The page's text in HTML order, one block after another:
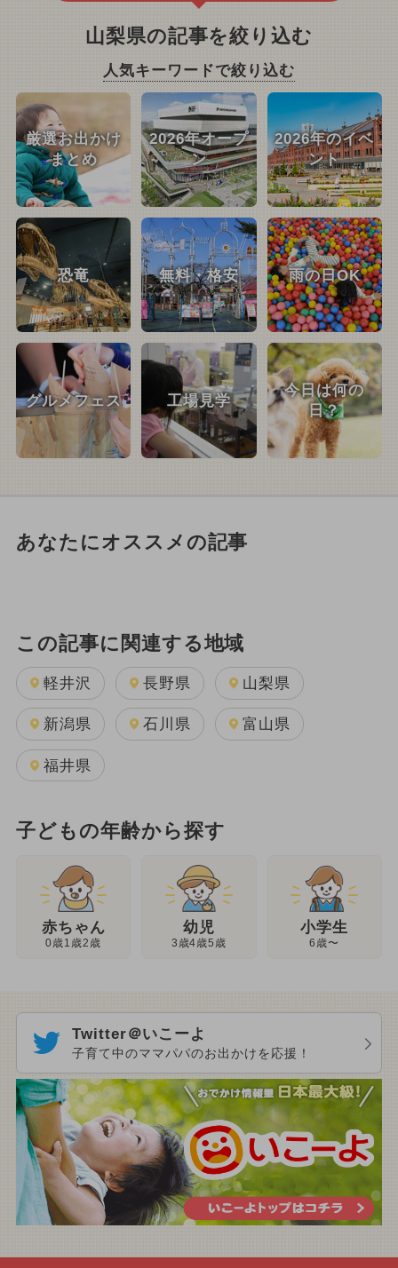
山梨県の記事を絞り込む
人気キーワードで絞り込む
厳選お出かけ
まとめ
2026年オープ
ン
2026年のイベ
ント
恐竜 無料・格安 雨の日OK
グルメフェス 工場見学
今日は何の
日？
あなたにオススメの記事
この記事に関連する地域
軽井沢 長野県 山梨県
新潟県 石川県 富山県
福井県
子どもの年齢から探す
赤ちゃん
0歳1歳2歳
幼児
3歳4歳5歳
小学生
6歳〜
Twitter＠いこーよ
子育て中のママパパのお出かけを応援！